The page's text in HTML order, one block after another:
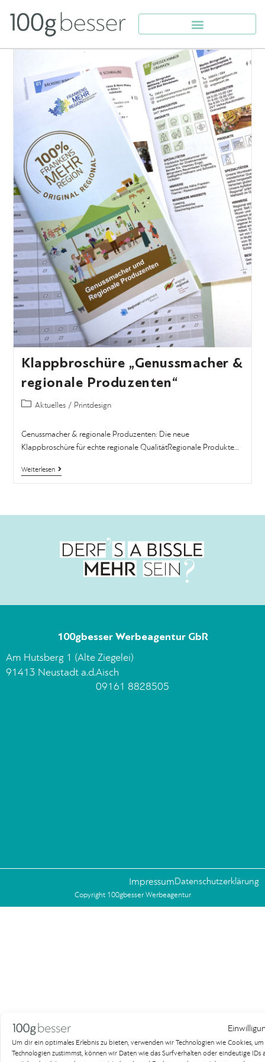
Um dir ein optimales Erlebnis zu bieten, verwenden wir Technologien wie Cookies,
Technologien zustimmst, können wir Daten wie das Surfverhalten oder eindeutige
Klappbroschüre „Genussmacher &
regionale Produzenten“
Aktuelles / Printdesign
Genussmacher & regionale Produzenten: Die neue
Klappbroschüre für echte regionale QualitätRegionale Produkte…
Weiterlesen
100gbesser Werbeagentur GbR
Am Hutsberg 1 (Alte Ziegelei)
91413 Neustadt a.d.Aisch
09161 8828505
Copyright 100gbesser Werbeagentur
Datenschutzerklärung
Impressum